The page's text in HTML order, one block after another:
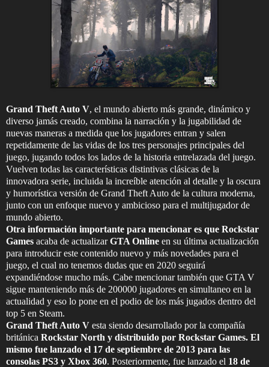
Grand Theft Auto V, el mundo abierto más grande, dinámico y
diverso jamás creado, combina la narración y la jugabilidad de
nuevas maneras a medida que los jugadores entran y salen
repetidamente de las vidas de los tres personajes principales del
juego, jugando todos los lados de la historia entrelazada del juego.
Vuelven todas las características distintivas clásicas de la
innovadora serie, incluida la increíble atención al detalle y la oscura
y humorística versión de Grand Theft Auto de la cultura moderna,
junto con un enfoque nuevo y ambicioso para el multijugador de
mundo abierto.
Otra información importante para mencionar es que Rockstar
Games acaba de actualizarGTA Online en su última actualización
para introducir este contenido nuevo y más novedades para el
juego, el cual no tenemos dudas que en 2020 seguirá
expandiéndose mucho más. Cabe mencionar también que GTA V
sigue manteniendo más de 200000 jugadores en simultaneo en la
actualidad y eso lo pone en el podio de los más jugados dentro del
top 5 en Steam.
Grand Theft Auto V esta siendo desarrollado por la compañía
británica Rockstar North y distribuido por Rockstar Games. El
mismo fue lanzado el 17 de septiembre de 2013 para las
consolas PS3 y Xbox 360.​ Posteriormente, fue lanzado el 18 de